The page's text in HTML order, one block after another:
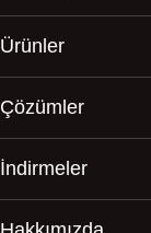
Ürünler
Çözümler
İndirmeler